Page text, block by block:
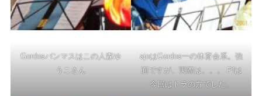
Gordosバンマスはこの人森ゆ
うこさん
ajoはGordos一の体育会系。強
面ですが、実際は。。。 Pfは
今回はトラの方でした。